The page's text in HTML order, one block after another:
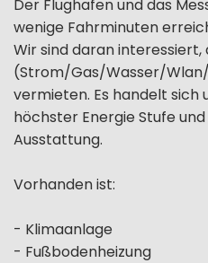
Der Flughafen und das
wenige Fahrminuten
Wir sind daran interessiert,
(Strom/Gas/Wasser/
vermieten. Es handelt sich
höchster Energie Stufe
Ausstattung.
Vorhanden ist:
- Klimaanlage
- Fußbodenheizung